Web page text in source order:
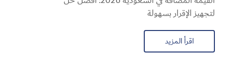
لتجهيز الإقرار بسهولة
اقرأ المزيد